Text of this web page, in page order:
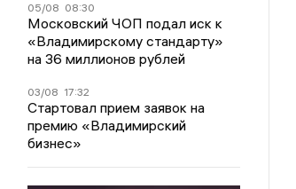
05/08 08:30
Московский ЧОП подал иск к
«Владимирскому стандарту»
на 36 миллионов рублей
03/08 17:32
Стартовал прием заявок на
премию «Владимирский
бизнес»